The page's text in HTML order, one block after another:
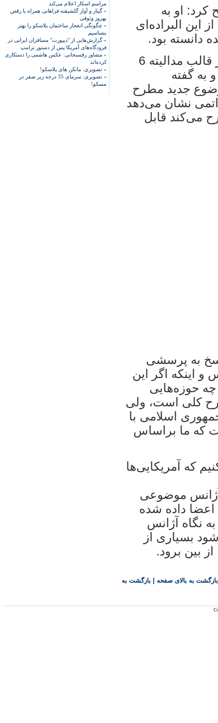
مراسم اسکار اعلام می‌کند
»گیتار و آواز گلشیفته فراهانی همراه با رقص
بهروز وثوقی
» چگونگی انفجار ساختمان پلاسکو را بهتر
بشناسیم
»گزارش‌هایی از "دیپورت" مسافران ایرانی در
فرودگاه‌های آمریکا پس از دستور ترامپ
» مشاور رفسنجانی: عکس هاشمی را دستکاری
کرده‌اند
» تصویری: مانکن های پلاسکو!
»
تصویری: سرمای 35 درجه زیر صفر در
مسکو!
کرد: او به
این البراده‌ای
دانسته بود.
جمهوری اسلامی ایران چند سال قبل در قالب مدالیته 6
به گفته
جدید مطرح
نشان می‌دهد
می‌کند قابل
به پرسشی
و اینکه اگر این
حوزه‌هایی
کلی است، ولی
اسلامی با
که ما براساس
که آمریکایی‌ها
آژانس موضوعی
داده شده
نگاه آژانس
بسیاری از
بازگشت به بالای صفحه بازگشت به